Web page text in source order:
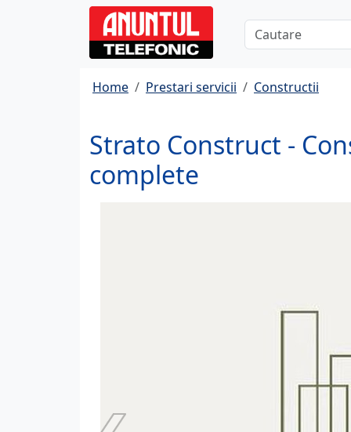
Home Prestari servicii Constructii
Strato Construct -
complete